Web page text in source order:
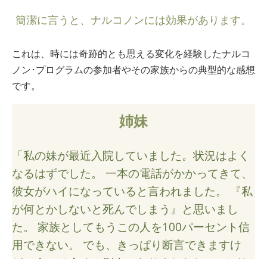
ポルトガル語
スウェーデン語
ウクライナ語
クロアチア語
トルコ語
すべての地域/言語
簡潔に言うと、ナルコノンには効果があります。
これは、時には奇跡的とも思える変化を経験したナルコ
ノン･プログラムの参加者やその家族からの典型的な感想
です。
姉妹
「私の妹が最近入院していました。状況はよく
なるはずでした。 一本の電話がかかってきて、
彼女がハイになっていると言われました。 『私
が何とかしないと死んでしまう』と思いまし
た。 家族としてもうこの人を100パーセント信
用できない。 でも、きっぱり断言できますけ